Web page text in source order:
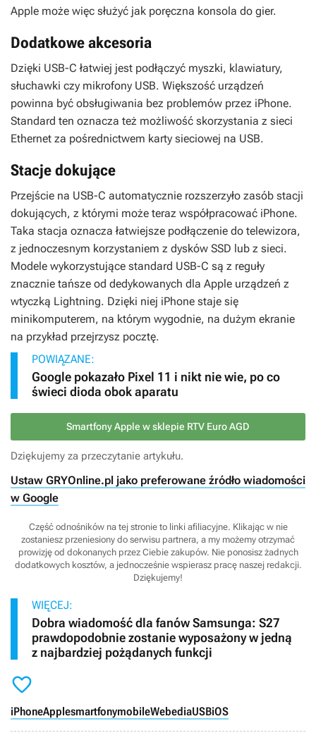
Apple może więc służyć jak poręczna konsola do gier.
Dodatkowe akcesoria
Dzięki USB-C łatwiej jest podłączyć myszki, klawiatury,
słuchawki czy mikrofony USB. Większość urządzeń
powinna być obsługiwania bez problemów przez iPhone.
Standard ten oznacza też możliwość skorzystania z sieci
Ethernet za pośrednictwem karty sieciowej na USB.
Stacje dokujące
Przejście na USB-C automatycznie rozszerzyło zasób stacji
dokujących, z którymi może teraz współpracować iPhone.
Taka stacja oznacza łatwiejsze podłączenie do telewizora,
z jednoczesnym korzystaniem z dysków SSD lub z sieci.
Modele wykorzystujące standard USB-C są z reguły
znacznie tańsze od dedykowanych dla Apple urządzeń z
wtyczką Lightning. Dzięki niej iPhone staje się
minikomputerem, na którym wygodnie, na dużym ekranie
na przykład przejrzysz pocztę.
POWIĄZANE:
Google pokazało Pixel 11 i nikt nie wie, po co
świeci dioda obok aparatu
Smartfony Apple w sklepie RTV Euro AGD
Dziękujemy za przeczytanie artykułu.
Ustaw GRYOnline.pl jako preferowane źródło wiadomości
w Google
Część odnośników na tej stronie to linki afiliacyjne. Klikając w nie
zostaniesz przeniesiony do serwisu partnera, a my możemy otrzymać
prowizję od dokonanych przez Ciebie zakupów. Nie ponosisz żadnych
dodatkowych kosztów, a jednocześnie wspierasz pracę naszej redakcji.
Dziękujemy!
WIĘCEJ:
Dobra wiadomość dla fanów Samsunga: S27
prawdopodobnie zostanie wyposażony w jedną
z najbardziej pożądanych funkcji

iPhoneApplesmartfonymobileWebediaUSBiOS